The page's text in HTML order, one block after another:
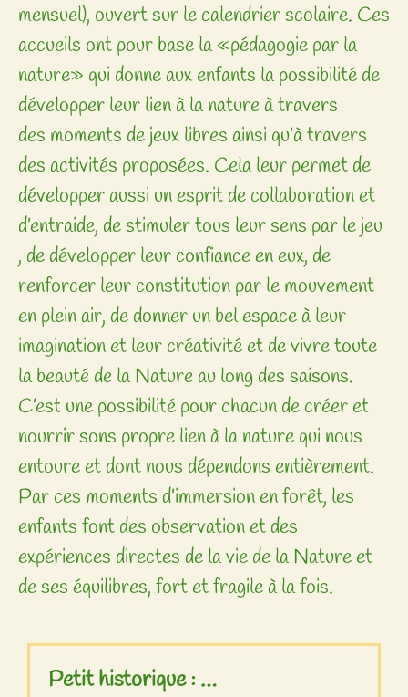
mensuel), ouvert sur le calendrier scolaire. Ces
accueils ont pour base la «pédagogie par la
nature» qui donne aux enfants la possibilité de
développer leur lien à la nature à travers
des moments de jeux libres ainsi qu’à travers
des activités proposées. Cela leur permet de
développer aussi un esprit de collaboration et
d’entraide, de stimuler tous leur sens par le jeu
, de développer leur confiance en eux, de
renforcer leur constitution par le mouvement
en plein air, de donner un bel espace à leur
imagination et leur créativité et de vivre toute
la beauté de la Nature au long des saisons.
​C’est une possibilité pour chacun de créer et
nourrir sons propre lien à la nature qui nous
entoure et dont nous dépendons entièrement.
Par ces moments d’immersion en forêt, les
enfants font des observation et des
expériences directes de la vie de la Nature et
de ses équilibres, fort et fragile à la fois.
Petit historique : …